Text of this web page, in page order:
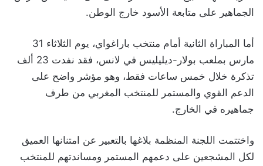
الجماهير على متابعة الأسود خارج الوطن.
أما المباراة الثانية أمام منتخب باراغواي، يوم الثلاثاء 31
مارس بملعب بولار-ديليليس في لانس، فقد نفدت 23 ألف
تذكرة خلال خمس ساعات فقط، وهو مؤشر واضح على
الدعم القوي والمستمر للمنتخب المغربي من طرف
جماهيره في الخارج.
واختتمت اللجنة المنظمة بلاغها بالتعبير عن امتنانها العميق
لكل المشجعين على دعمهم المستمر ومساندتهم للمنتخب